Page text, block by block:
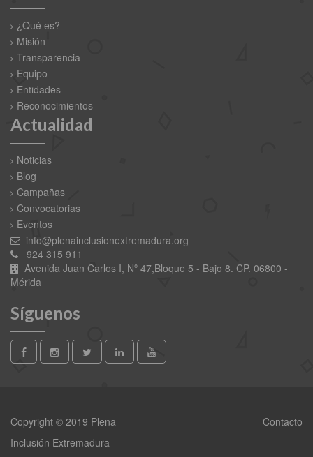
¿Qué es?
Misión
Transparencia
Equipo
Entidades
Reconocimientos
Actualidad
Noticias
Blog
Campañas
Convocatorias
Eventos
info@plenainclusionextremadura.org
924 315 911
Avenida Juan Carlos I, Nº 47,Bloque 5 - Bajo 8. CP. 06800 -
Mérida
Síguenos
Copyright © 2019 Plena
Inclusión Extremadura
Contacto